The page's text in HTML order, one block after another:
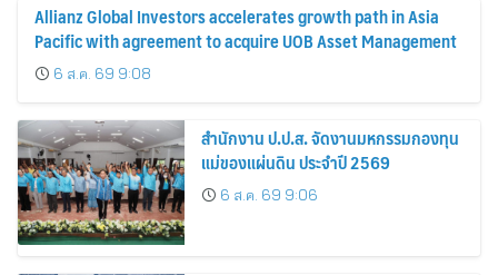
Allianz Global Investors accelerates growth path in Asia
Pacific with agreement to acquire UOB Asset Management
6 ส.ค. 69 9:08
สำนักงาน ป.ป.ส. จัดงานมหกรรมกองทุน
แม่ของแผ่นดิน ประจำปี 2569
6 ส.ค. 69 9:06